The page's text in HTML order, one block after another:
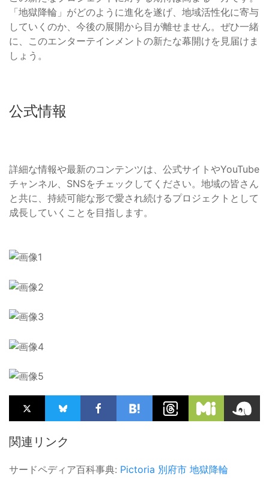
「地獄降輪」がどのように進化を遂げ、地域活性化に寄与
していくのか、今後の展開から目が離せません。ぜひ一緒
に、このエンターテインメントの新たな幕開けを見届けま
しょう。
公式情報
詳細な情報や最新のコンテンツは、公式サイトやYouTube
チャンネル、SNSをチェックしてください。地域の皆さん
と共に、持続可能な形で愛され続けるプロジェクトとして
成長していくことを目指します。
関連リンク
サードペディア百科事典: Pictoria 別府市 地獄降輪